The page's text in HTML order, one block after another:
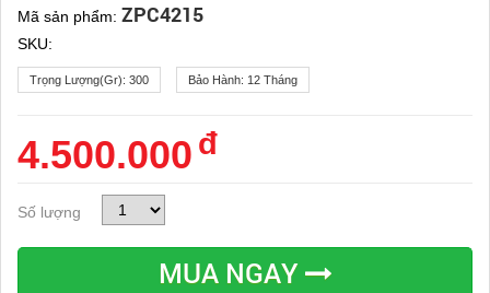
Mã sản phẩm: ZPC4215
SKU:
Trọng Lượng(gr): 300 Bảo Hành: 12 Tháng
4.500.000 đ
Số lượng
MUA NGAY